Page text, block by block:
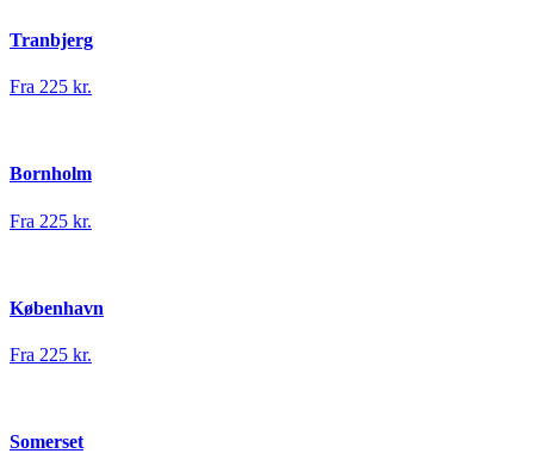
Tranbjerg
Fra 225 kr.
Bornholm
Fra 225 kr.
København
Fra 225 kr.
Somerset